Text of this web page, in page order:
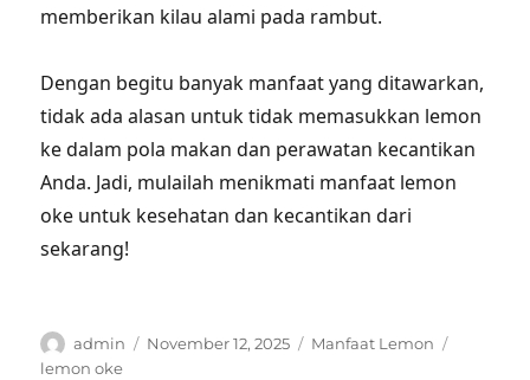
memberikan kilau alami pada rambut.
Dengan begitu banyak manfaat yang ditawarkan,
tidak ada alasan untuk tidak memasukkan lemon
ke dalam pola makan dan perawatan kecantikan
Anda. Jadi, mulailah menikmati manfaat lemon
oke untuk kesehatan dan kecantikan dari
sekarang!
Author
admin
Posted
November 12, 2025 Categories
Manfaat Lemon
lemon oke